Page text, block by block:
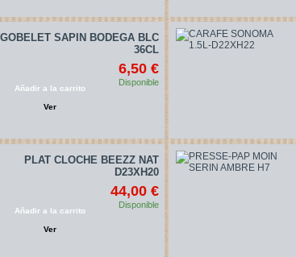
GOBELET SAPIN BODEGA BLC
36CL
6,50 €
Disponible
Añadir a la carrito
Ver
PLAT CLOCHE BEEZZ NAT
D23XH20
44,00 €
Disponible
Añadir a la carrito
Ver